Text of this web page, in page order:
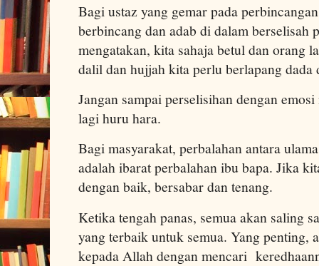
Bagi ustaz yang gemar pada
berbincang dan adab di dalam berselisah
mengatakan, kita sahaja betul dan orang
dalil dan hujjah kita perlu berlapang dada
Jangan sampai perselisihan dengan
lagi huru hara.
Bagi masyarakat, perbalahan antara
adalah ibarat perbalahan ibu bapa. Jika
dengan baik, bersabar dan tenang.
Ketika tengah panas, semua akan saling
yang terbaik untuk semua. Yang penting,
kepada Allah dengan mencari